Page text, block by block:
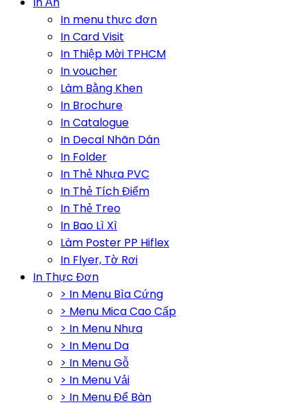
In menu thực đơn
In Card Visit
In Thiệp Mời TPHCM
In voucher
Làm Bằng Khen
In Brochure
In Catalogue
In Decal Nhãn Dán
In Folder
In Thẻ Nhựa PVC
In Thẻ Tích Điểm
In Thẻ Treo
In Bao Lì Xì
Làm Poster PP Hiflex
In Flyer, Tờ Rơi
In Thực Đơn
> In Menu Bìa Cứng
> Menu Mica Cao Cấp
> In Menu Nhựa
> In Menu Da
> In Menu Gỗ
> In Menu Vải
> In Menu Để Bàn